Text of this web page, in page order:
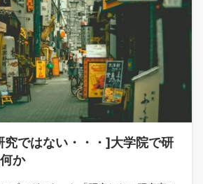
究ではない・・・]大学院で研
か